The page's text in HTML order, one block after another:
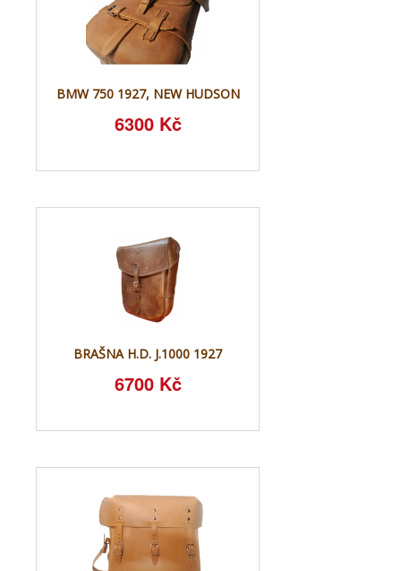
BMW 750 1927, NEW HUDSON
6300 Kč
BRAŠNA H.D. J.1000 1927
6700 Kč